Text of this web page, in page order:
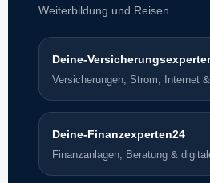
Weiterbildung und Reisen.
Deine-
Versicherungen, Strom, Internet
Deine-Finanzexperten24
Finanzanlagen, Beratung &